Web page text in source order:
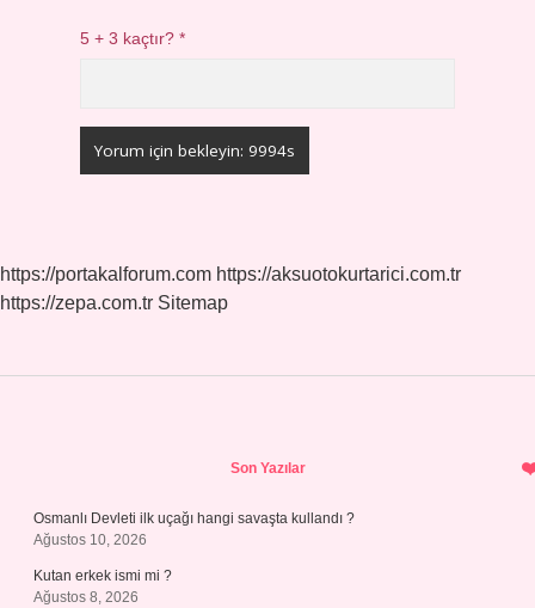
5 + 3 kaçtır?*
https://portakalforum.com https://aksuotokurtarici.com.tr
https://zepa.com.tr Sitemap
Son Yazılar
Osmanlı Devleti ilk uçağı hangi savaşta kullandı ?
Ağustos 10, 2026
Kutan erkek ismi mi ?
Ağustos 8, 2026